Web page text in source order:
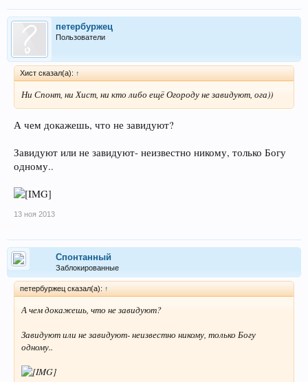
петербуржец
Пользователи
Хист сказал(а): ↑
Ни Спонт, ни Хист, ни кто либо ещё Огороду не завидуют, ога))
А чем докажешь, что не завидуют?
Завидуют или не завидуют- неизвестно никому, только Богу
одному..
13 ноя 2013
Спонтанный
Заблокированные
петербуржец сказал(а): ↑
А чем докажешь, что не завидуют?
Завидуют или не завидуют- неизвестно никому, только Богу
одному..